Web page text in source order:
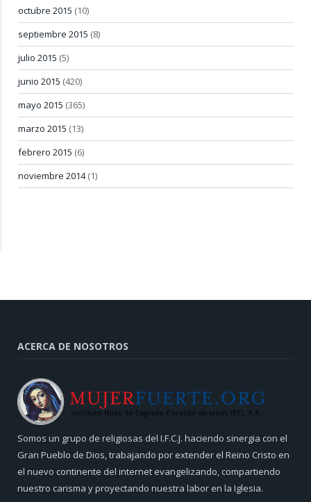
octubre 2015 (10)
septiembre 2015 (8)
julio 2015 (5)
junio 2015 (420)
mayo 2015 (365)
marzo 2015 (13)
febrero 2015 (6)
noviembre 2014(1)
ACERCA DE NOSOTROS
Somos un grupo de religiosas del I.F.C.J. haciendo sinergia con el
Gran Pueblo de Dios, trabajando por extender el Reino Cristo en
el nuevo continente del internet evangelizando, compartiendo
nuestro carisma y proyectando nuestra labor en la Iglesia.